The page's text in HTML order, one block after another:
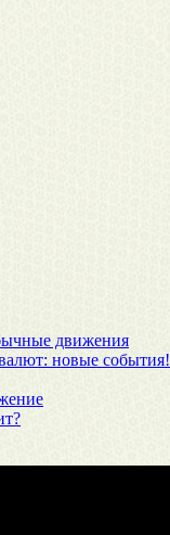
движения
новые события!